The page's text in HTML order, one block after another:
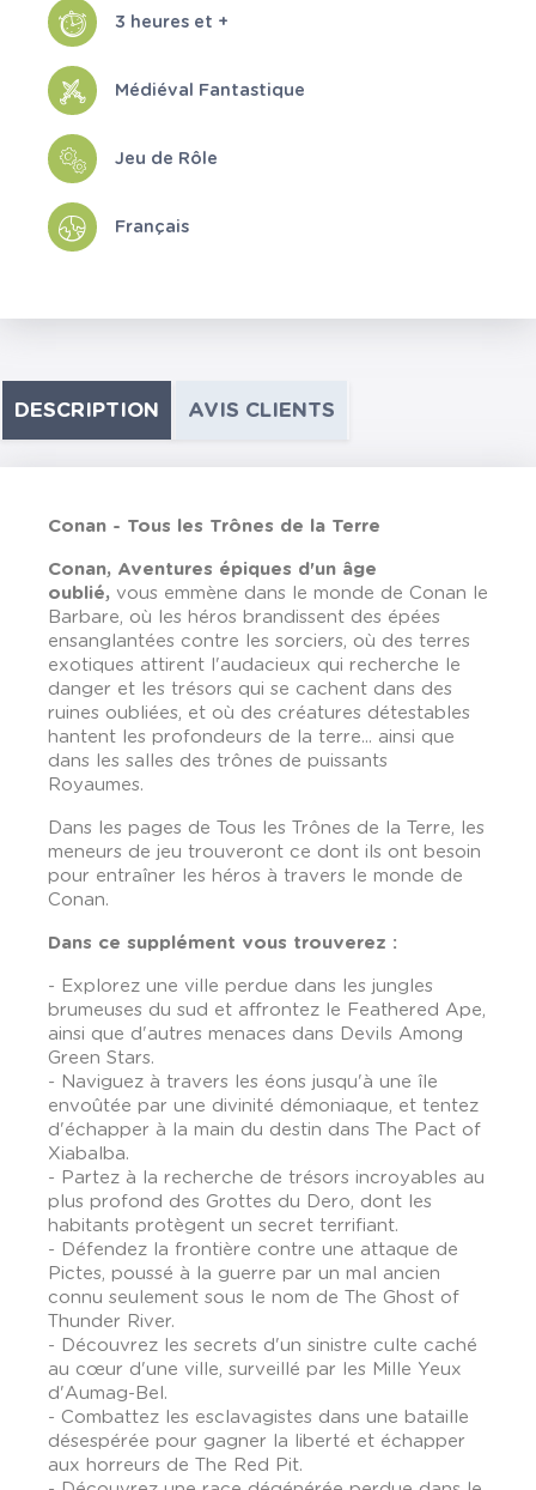
3 heures et +
Médiéval Fantastique
Jeu de Rôle
Français
DESCRIPTION AVIS CLIENTS
Conan - Tous les Trônes de la Terre
Conan, Aventures épiques d'un âge
oublié, vous emmène dans le monde de Conan le
Barbare, où les héros brandissent des épées
ensanglantées contre les sorciers, où des terres
exotiques attirent l'audacieux qui recherche le
danger et les trésors qui se cachent dans des
ruines oubliées, et où des créatures détestables
hantent les profondeurs de la terre... ainsi que
dans les salles des trônes de puissants
Royaumes.
Dans les pages de Tous les Trônes de la Terre, les
meneurs de jeu trouveront ce dont ils ont besoin
pour entraîner les héros à travers le monde de
Conan.
Dans ce supplément vous trouverez :
- Explorez une ville perdue dans les jungles
brumeuses du sud et affrontez le Feathered Ape,
ainsi que d'autres menaces dans Devils Among
Green Stars.
- Naviguez à travers les éons jusqu'à une île
envoûtée par une divinité démoniaque, et tentez
d'échapper à la main du destin dans The Pact of
Xiabalba.
- Partez à la recherche de trésors incroyables au
plus profond des Grottes du Dero, dont les
habitants protègent un secret terrifiant.
- Défendez la frontière contre une attaque de
Pictes, poussé à la guerre par un mal ancien
connu seulement sous le nom de The Ghost of
Thunder River.
- Découvrez les secrets d'un sinistre culte caché
au cœur d'une ville, surveillé par les Mille Yeux
d'Aumag-Bel.
- Combattez les esclavagistes dans une bataille
désespérée pour gagner la liberté et échapper
aux horreurs de The Red Pit.